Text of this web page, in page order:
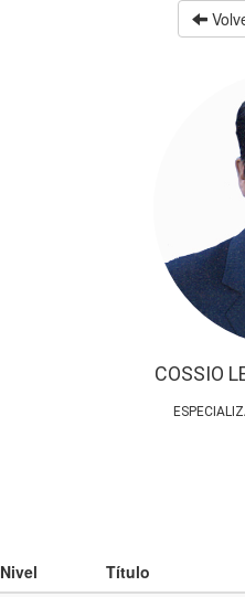
COSSIO
Nivel
Título